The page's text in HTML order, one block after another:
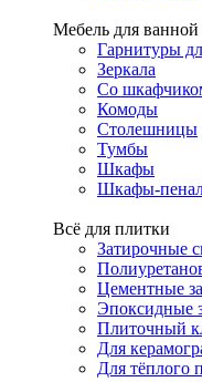
Мебель для ванной
Гарнитуры
Зеркала
Со
Комоды
Столешницы
Тумбы
Шкафы
Шкафы-
Всё для плитки
Затирочные
Цементные
Эпоксидные
Плиточный
Для
Для тёплого